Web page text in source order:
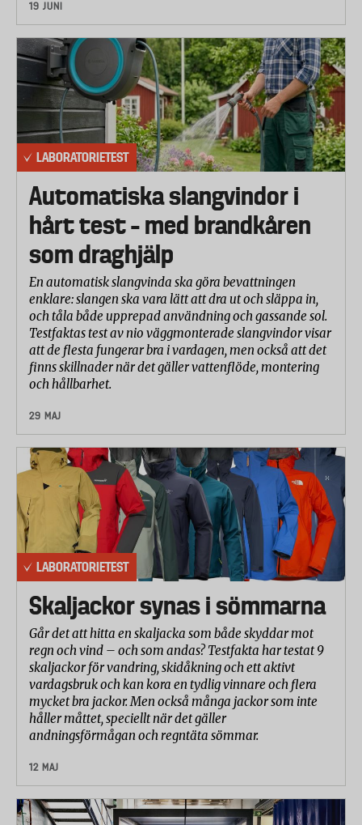
19 JUNI
LABORATORIETEST
Automatiska slangvindor i
hårt test – med brandkåren
som draghjälp
En automatisk slangvinda ska göra bevattningen
enklare: slangen ska vara lätt att dra ut och släppa in,
och tåla både upprepad användning och gassande sol.
Testfaktas test av nio väggmonterade slangvindor visar
att de flesta fungerar bra i vardagen, men också att det
finns skillnader när det gäller vattenflöde, montering
och hållbarhet.
29 MAJ
LABORATORIETEST
Skaljackor synas i sömmarna
Går det att hitta en skaljacka som både skyddar mot
regn och vind – och som andas? Testfakta har testat 9
skaljackor för vandring, skidåkning och ett aktivt
vardagsbruk och kan kora en tydlig vinnare och flera
mycket bra jackor. Men också många jackor som inte
håller måttet, speciellt när det gäller
andningsförmågan och regntäta sömmar.
12 MAJ